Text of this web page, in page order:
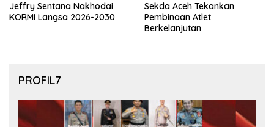
Jeffry Sentana Nakhodai
KORMI Langsa 2026-2030
Sekda Aceh Tekankan
Pembinaan Atlet
Berkelanjutan
PROFIL7